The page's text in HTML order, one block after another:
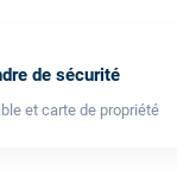
de sécurité
et carte de propriété